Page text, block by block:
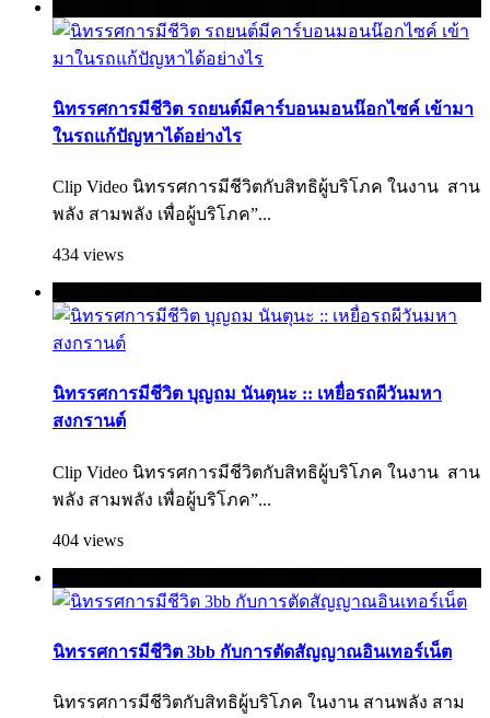
นิทรรศการมีชีวิต รถยนต์มีคาร์บอนมอนน๊อกไซค์ เข้ามา
ในรถแก้ปัญหาได้อย่างไร
Clip Video นิทรรศการมีชีวิตกับสิทธิผู้บริโภค ในงาน สาน
พลัง สามพลัง เพื่อผู้บริโภค”...
434 views
นิทรรศการมีชีวิต บุญถม นันตุนะ :: เหยื่อรถผีวันมหา
สงกรานต์
Clip Video นิทรรศการมีชีวิตกับสิทธิผู้บริโภค ในงาน สาน
พลัง สามพลัง เพื่อผู้บริโภค”...
404 views
นิทรรศการมีชีวิต 3bb กับการตัดสัญญาณอินเทอร์เน็ต
นิทรรศการมีชีวิตกับสิทธิผู้บริโภค ในงาน สานพลัง สาม